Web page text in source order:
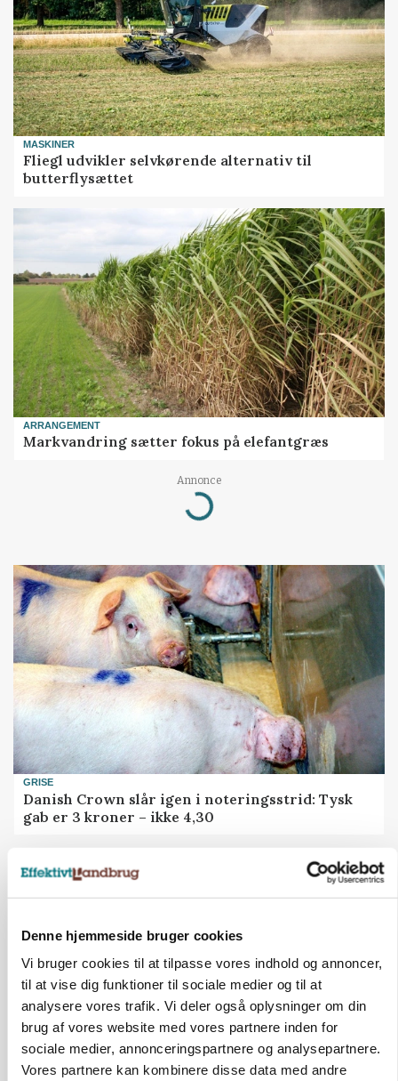
Denne hjemmeside bruger cookies
Vi bruger cookies til at tilpasse vores indhold og annoncer,
til at vise dig funktioner til sociale medier og til at
analysere vores trafik. Vi deler også oplysninger om din
brug af vores website med vores partnere inden for
sociale medier, annonceringspartnere og analysepartnere.
Vores partnere kan kombinere disse data med andre
MASKINER
Fliegl udvikler selvkørende alternativ til
butterflysættet
ARRANGEMENT
Markvandring sætter fokus på elefantgræs
Annonce
Loading...
GRISE
Danish Crown slår igen i noteringsstrid: Tysk
gab er 3 kroner – ikke 4,30